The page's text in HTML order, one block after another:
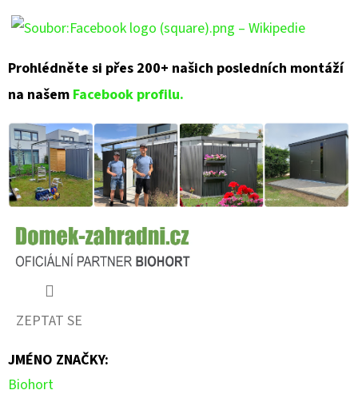
Prohlédněte si přes 200+ našich posledních montáží
na našem Facebook profilu.
ZEPTAT SE
JMÉNO ZNAČKY:
Biohort